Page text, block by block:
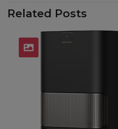
Related Posts